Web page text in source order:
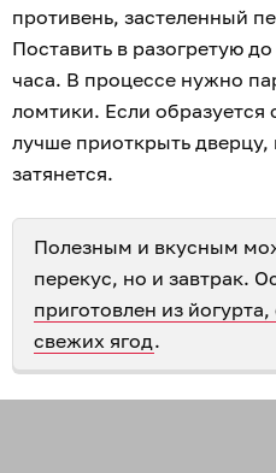
противень, застеленный
Поставить в разогретую
часа. В процессе нужно
ломтики. Если
лучше приоткрыть дверцу,
затянется.
Полезным и вкусным
перекус, но и завтрак.
приготовлен из
свежих ягод.